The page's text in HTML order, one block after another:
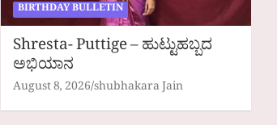
BIRTHDAY BULLETIN
Shresta- Puttige – ಹುಟ್ಟುಹಬ್ಬದ
ಅಭಿಯಾನ
August 8, 2026shubhakara Jain